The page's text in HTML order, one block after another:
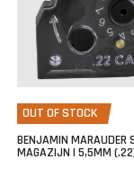
OUT OF STOCK
BENJAMIN MARAUDER
MAGAZIJN | 5,5MM